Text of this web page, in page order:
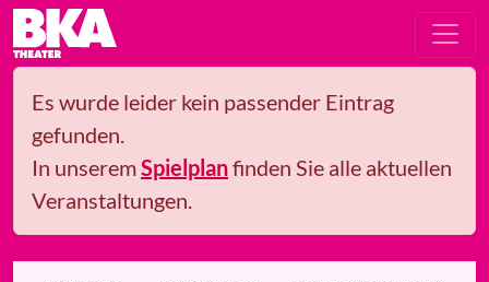
Es wurde leider kein passender Eintrag
gefunden.
In unseremSpielplanfinden Sie alle aktuellen
Veranstaltungen.